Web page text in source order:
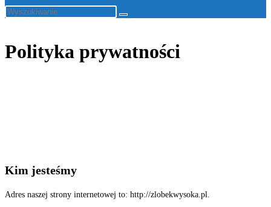
Polityka prywatności
Kim jesteśmy
Adres naszej strony internetowej to: http://zlobekwysoka.pl.